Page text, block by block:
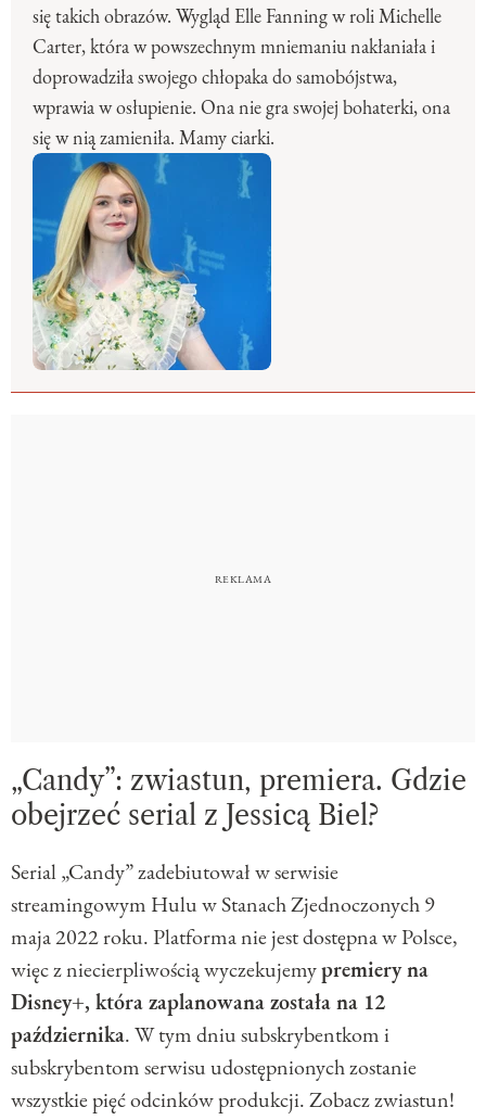
się takich obrazów. Wygląd Elle Fanning w roli Michelle
Carter, która w powszechnym mniemaniu nakłaniała i
doprowadziła swojego chłopaka do samobójstwa,
wprawia w osłupienie. Ona nie gra swojej bohaterki, ona
się w nią zamieniła. Mamy ciarki.
„Candy”: zwiastun, premiera. Gdzie
obejrzeć serial z Jessicą Biel?
Serial „Candy” zadebiutował w serwisie
streamingowym Hulu w Stanach Zjednoczonych 9
maja 2022 roku. Platforma nie jest dostępna w Polsce,
więc z niecierpliwością wyczekujemypremiery na
Disney+, która zaplanowana została na 12
października. W tym dniu subskrybentkom i
subskrybentom serwisu udostępnionych zostanie
wszystkie pięć odcinków produkcji. Zobacz zwiastun!